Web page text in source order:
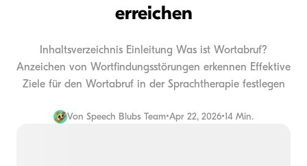
erreichen
Inhaltsverzeichnis Einleitung Was ist Wortabruf?
Anzeichen von Wortfindungsstörungen erkennen Effektive
Ziele für den Wortabruf in der Sprachtherapie festlegen
Von Speech Blubs Team•Apr 22, 2026•14 Min.